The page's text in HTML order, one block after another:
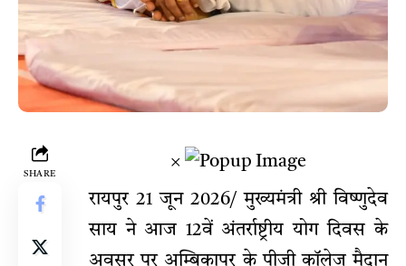
SHARE
×
रायपुर 21 जून 2026/ मुख्यमंत्री श्री विष्णुदेव
साय ने आज 12वें अंतर्राष्ट्रीय योग दिवस के
अवसर पर अम्बिकापुर के पीजी कॉलेज मैदान